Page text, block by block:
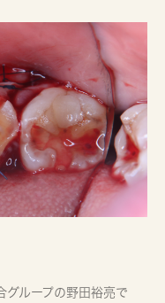
グループの野田裕亮で